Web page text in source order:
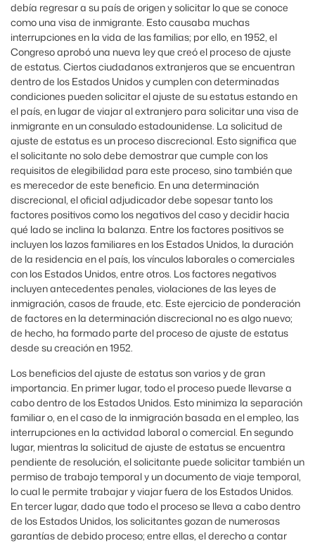
debía regresar a su país de origen y solicitar lo que se conoce
como una visa de inmigrante. Esto causaba muchas
interrupciones en la vida de las familias; por ello, en 1952, el
Congreso aprobó una nueva ley que creó el proceso de ajuste
de estatus. Ciertos ciudadanos extranjeros que se encuentran
dentro de los Estados Unidos y cumplen con determinadas
condiciones pueden solicitar el ajuste de su estatus estando en
el país, en lugar de viajar al extranjero para solicitar una visa de
inmigrante en un consulado estadounidense. La solicitud de
ajuste de estatus es un proceso discrecional. Esto significa que
el solicitante no solo debe demostrar que cumple con los
requisitos de elegibilidad para este proceso, sino también que
es merecedor de este beneficio. En una determinación
discrecional, el oficial adjudicador debe sopesar tanto los
factores positivos como los negativos del caso y decidir hacia
qué lado se inclina la balanza. Entre los factores positivos se
incluyen los lazos familiares en los Estados Unidos, la duración
de la residencia en el país, los vínculos laborales o comerciales
con los Estados Unidos, entre otros. Los factores negativos
incluyen antecedentes penales, violaciones de las leyes de
inmigración, casos de fraude, etc. Este ejercicio de ponderación
de factores en la determinación discrecional no es algo nuevo;
de hecho, ha formado parte del proceso de ajuste de estatus
desde su creación en 1952.
Los beneficios del ajuste de estatus son varios y de gran
importancia. En primer lugar, todo el proceso puede llevarse a
cabo dentro de los Estados Unidos. Esto minimiza la separación
familiar o, en el caso de la inmigración basada en el empleo, las
interrupciones en la actividad laboral o comercial. En segundo
lugar, mientras la solicitud de ajuste de estatus se encuentra
pendiente de resolución, el solicitante puede solicitar también un
permiso de trabajo temporal y un documento de viaje temporal,
lo cual le permite trabajar y viajar fuera de los Estados Unidos.
En tercer lugar, dado que todo el proceso se lleva a cabo dentro
de los Estados Unidos, los solicitantes gozan de numerosas
garantías de debido proceso; entre ellas, el derecho a contar